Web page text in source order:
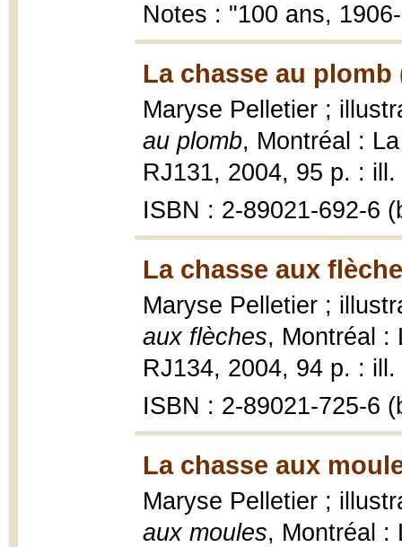
Notes : "100 ans,
La chasse au plomb
Maryse Pelletier ;
au plomb, Montréal :
RJ131, 2004, 95 p. :
ISBN : 2-89021-692-6
La chasse aux
Maryse Pelletier ;
aux flèches, Montréal :
RJ134, 2004, 94 p. :
ISBN : 2-89021-725-6
La chasse aux
Maryse Pelletier ;
aux moules, Montréal :